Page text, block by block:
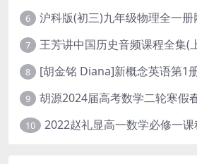
6
7 王芳讲中国历史音频课程全集(
8
9
10